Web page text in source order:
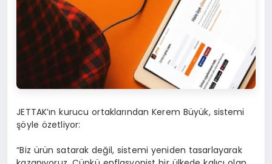
JETTAK’ın kurucu ortaklarından Kerem Büyük, sistemi
şöyle özetliyor:
“Biz ürün satarak değil, sistemi yeniden tasarlayarak